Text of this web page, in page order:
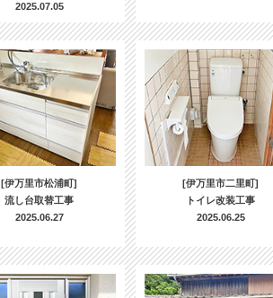
2025.07.05
[伊万里市松浦町]
流し台取替工事
2025.06.27
[伊万里市二里町]
トイレ改装工事
2025.06.25